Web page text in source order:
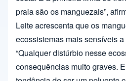
praia são os manguezais”,
Leite acrescenta que os
ecossistemas mais sensíveis
“Qualquer distúrbio nesse
consequências muito graves.